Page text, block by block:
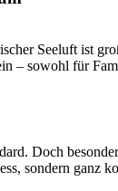
Seeluft ist
– sowohl für
Doch
sondern ganz